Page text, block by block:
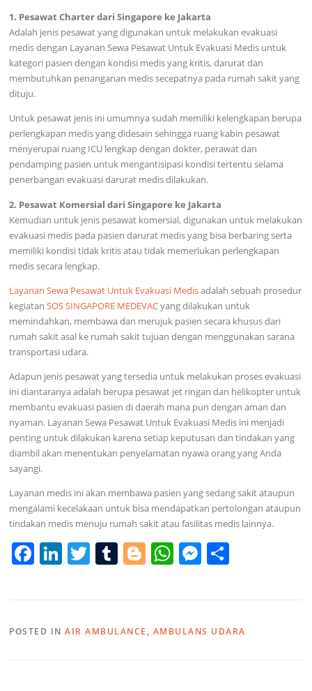
1. Pesawat Charter dari Singapore ke Jakarta
Adalah jenis pesawat yang digunakan untuk melakukan evakuasi
medis dengan Layanan Sewa Pesawat Untuk Evakuasi Medis untuk
kategori pasien dengan kondisi medis yang kritis, darurat dan
membutuhkan penanganan medis secepatnya pada rumah sakit yang
dituju.
Untuk pesawat jenis ini umumnya sudah memiliki kelengkapan berupa
perlengkapan medis yang didesain sehingga ruang kabin pesawat
menyerupai ruang ICU lengkap dengan dokter, perawat dan
pendamping pasien untuk mengantisipasi kondisi tertentu selama
penerbangan evakuasi darurat medis dilakukan.
2. Pesawat Komersial dari Singapore ke Jakarta
Kemudian untuk jenis pesawat komersial, digunakan untuk melakukan
evakuasi medis pada pasien darurat medis yang bisa berbaring serta
memiliki kondisi tidak kritis atau tidak memerlukan perlengkapan
medis secara lengkap.
Layanan Sewa Pesawat Untuk Evakuasi Medisadalah sebuah prosedur
kegiatanSOS SINGAPORE MEDEVACyang dilakukan untuk
memindahkan, membawa dan merujuk pasien secara khusus dari
rumah sakit asal ke rumah sakit tujuan dengan menggunakan sarana
transportasi udara.
Adapun jenis pesawat yang tersedia untuk melakukan proses evakuasi
ini diantaranya adalah berupa pesawat jet ringan dan helikopter untuk
membantu evakuasi pasien di daerah mana pun dengan aman dan
nyaman. Layanan Sewa Pesawat Untuk Evakuasi Medis ini menjadi
penting untuk dilakukan karena setiap keputusan dan tindakan yang
diambil akan menentukan penyelamatan nyawa orang yang Anda
sayangi.
Layanan medis ini akan membawa pasien yang sedang sakit ataupun
mengalami kecelakaan untuk bisa mendapatkan pertolongan ataupun
tindakan medis menuju rumah sakit atau fasilitas medis lainnya.
F
e
b
Li
e
dI
T
er
T
bl
r
Bl
g
er
W
s
A
M
e
n
e
POSTED INAIR AMBULANCE , AMBULANS UDARA